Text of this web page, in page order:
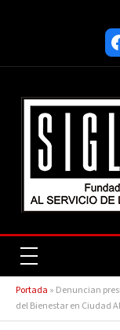
Portada » Denuncian
del Bienestar en Ciudad